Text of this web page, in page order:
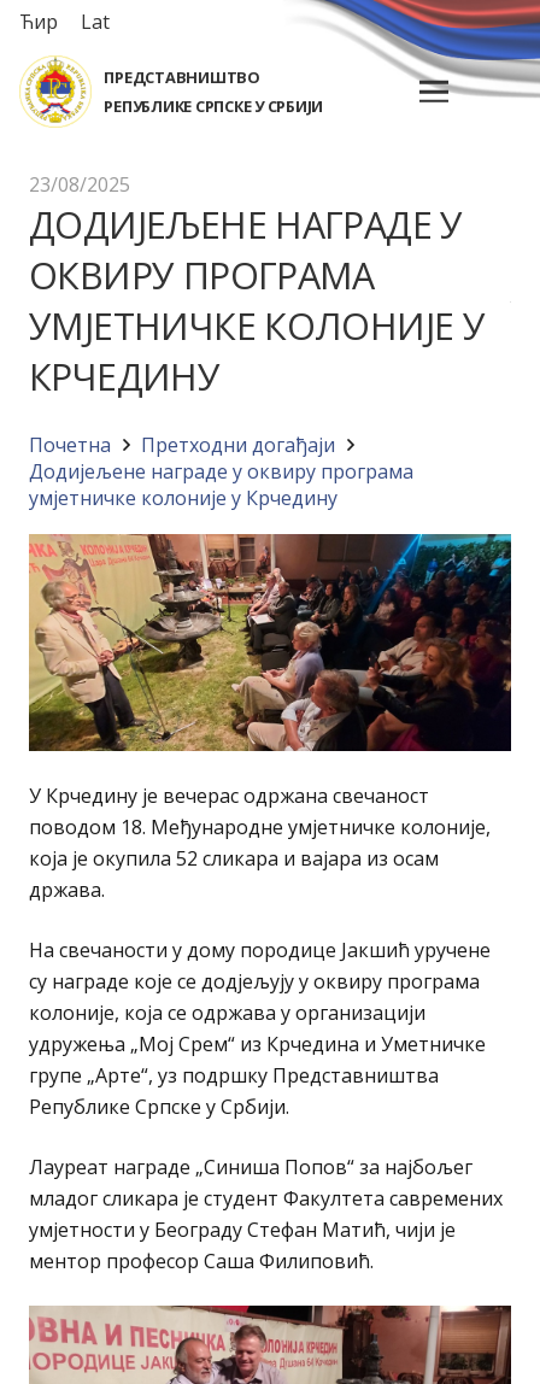
Ћир Lat
ПРЕДСТАВНИШТВО
РЕПУБЛИКЕ СРПСКЕ У СРБИЈИ
23/08/2025
ДОДИЈЕЉЕНЕ НАГРАДЕ У
ОКВИРУ ПРОГРАМА
УМЈЕТНИЧКЕ КОЛОНИЈЕ У
КРЧЕДИНУ
Почетна
Претходни догађаји
Додијељене награде у оквиру програма
умјетничке колоније у Крчедину
У Крчедину је вечерас одржана свечаност
поводом 18. Међународне умјетничке колоније,
која је окупила 52 сликара и вајара из осам
држава.
На свечаности у дому породице Јакшић уручене
су награде које се додјељују у оквиру програма
колоније, која се одржава у организацији
удружења „Мој Срем“ из Крчедина и Уметничке
групе „Арте“, уз подршку Представништва
Републике Српске у Србији.
Лауреат награде „Синиша Попов“ за најбољег
младог сликара је студент Факултета савремених
умјетности у Београду Стефан Матић, чији је
ментор професор Саша Филиповић.